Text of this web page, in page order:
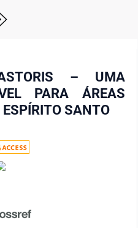
– UMA
PARA ÁREAS
SANTO